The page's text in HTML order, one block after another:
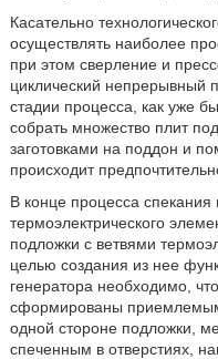
Касательно
осуществлять наиболее
при этом сверление и
циклический непрерывный
стадии процесса, как уже
собрать множество плит
заготовками на поддон и
происходит
В конце процесса
термоэлектрического
подложки с ветвями
целью создания из нее
генератора необходимо,
сформированы
одной стороне подложки,
спеченным в отверстиях,